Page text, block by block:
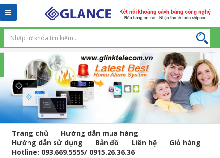
Toggle
navigation
Trang chủ
Hướng dẫn mua hàng
Hướng dẫn sử dụng
Bản đồ Liên hệ
Giỏ hàng
Hotline: 093.669.5555/ 0915.26.36.36